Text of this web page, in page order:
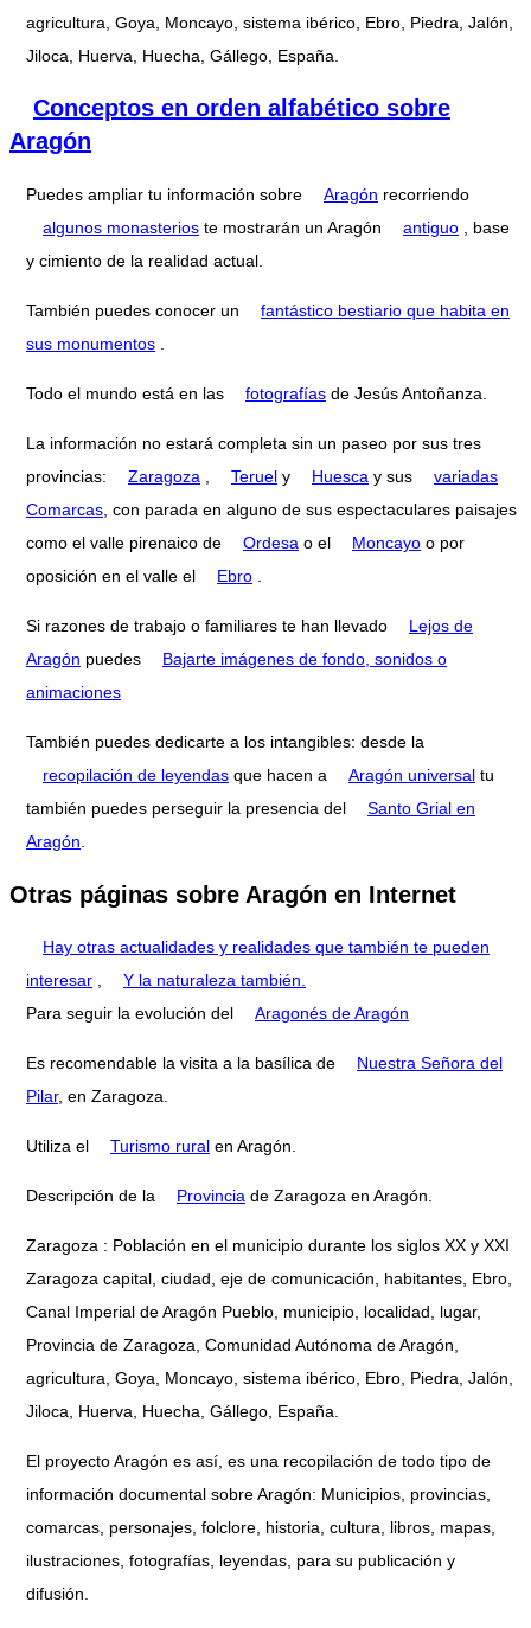
agricultura, Goya, Moncayo, sistema ibérico, Ebro, Piedra, Jalón,
Jiloca, Huerva, Huecha, Gállego, España.
Conceptos en orden alfabético sobre
Aragón
Puedes ampliar tu información sobre Aragón recorriendo
algunos monasterios te mostrarán un Aragón antiguo , base
y cimiento de la realidad actual.
También puedes conocer un
fantástico bestiario que habita en
sus monumentos
Todo el mundo está en las fotografías de Jesús Antoñanza.
La información no estará completa sin un paseo por sus tres
provincias:
Zaragoza Teruel y Huesca y sus
variadas
Comarcas , con parada en alguno de sus espectaculares paisajes
como el valle pirenaico de
Ordesa o el Moncayo o por
oposición en el valle el
Ebro
Si razones de trabajo o familiares te han llevado
Lejos de
Aragón puedes
Bajarte imágenes de fondo, sonidos o
animaciones
También puedes dedicarte a los intangibles: desde la
recopilación de leyendas que hacen a Aragón universal tu
también puedes perseguir la presencia del
Santo Grial en
Aragón
Otras páginas sobre Aragón en Internet
Hay otras actualidades y realidades que también te pueden
interesar
Y la naturaleza también.
Para seguir la evolución del
Aragonés de Aragón
Es recomendable la visita a la basílica de
Nuestra Señora del
Pilar, en Zaragoza.
Utiliza el Turismo rural en Aragón.
Descripción de la Provincia de Zaragoza en Aragón.
Zaragoza : Población en el municipio durante los siglos XX y XXI
Zaragoza capital, ciudad, eje de comunicación, habitantes, Ebro,
Canal Imperial de Aragón Pueblo, municipio, localidad, lugar,
Provincia de Zaragoza, Comunidad Autónoma de Aragón,
agricultura, Goya, Moncayo, sistema ibérico, Ebro, Piedra, Jalón,
Jiloca, Huerva, Huecha, Gállego, España.
El proyecto Aragón es así, es una recopilación de todo tipo de
información documental sobre Aragón: Municipios, provincias,
comarcas, personajes, folclore, historia, cultura, libros, mapas,
ilustraciones, fotografías, leyendas, para su publicación y
difusión.